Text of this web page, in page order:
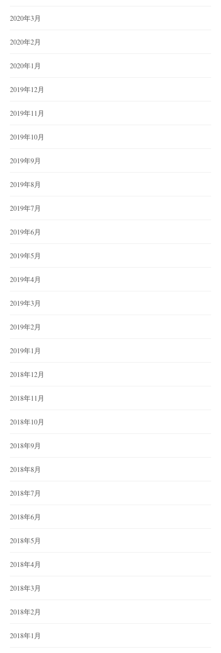
2020年3月
2020年2月
2020年1月
2019年12月
2019年11月
2019年10月
2019年9月
2019年8月
2019年7月
2019年6月
2019年5月
2019年4月
2019年3月
2019年2月
2019年1月
2018年12月
2018年11月
2018年10月
2018年9月
2018年8月
2018年7月
2018年6月
2018年5月
2018年4月
2018年3月
2018年2月
2018年1月